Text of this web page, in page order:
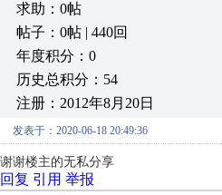
求助：0帖
帖子：0帖 | 440回
年度积分：0
历史总积分：54
注册：2012年8月20日
发表于：2020-06-18 20:49:36
谢谢楼主的无私分享
回复 引用 举报